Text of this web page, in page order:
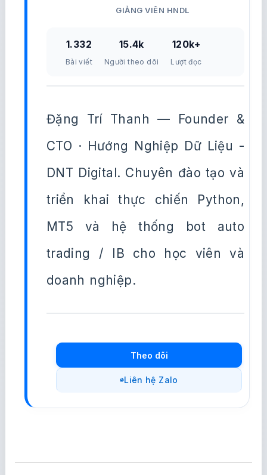
GIẢNG VIÊN HNDL
1.332
Bài viết
15.4k
Người theo dõi
120k+
Lượt đọc
Đặng Trí Thanh — Founder &
CTO · Hướng Nghiệp Dữ Liệu -
DNT Digital. Chuyên đào tạo và
triển khai thực chiến Python,
MT5 và hệ thống bot auto
trading / IB cho học viên và
doanh nghiệp.
Theo dõi
Liên hệ Zalo